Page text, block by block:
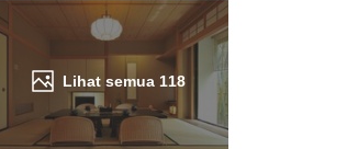
Lihat semua 118